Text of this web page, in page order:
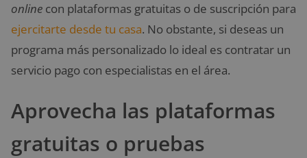
online con plataformas gratuitas o de suscripción para
ejercitarte desde tu casa. No obstante, si deseas un
programa más personalizado lo ideal es contratar un
servicio pago con especialistas en el área.
Aprovecha las plataformas
gratuitas o pruebas